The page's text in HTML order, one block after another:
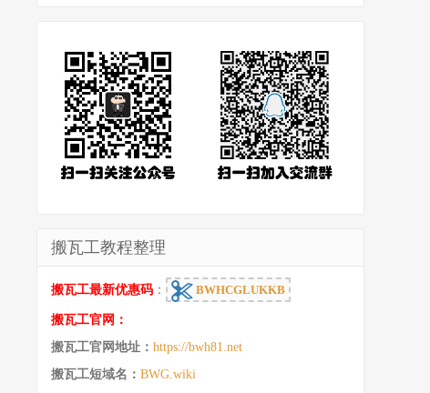
搬瓦工教程整理
搬瓦工最新优惠码 ： BWHCGLUKKB
搬瓦工官网：
搬瓦工官网地址： https://bwh81.net
搬瓦工短域名： BWG.wiki